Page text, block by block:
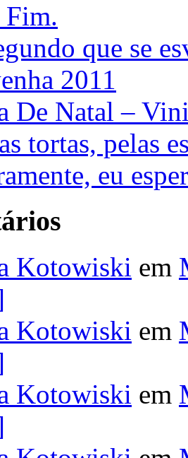
que se
2011
De Natal –
tortas, pelas
eu
Kotowiski em
Kotowiski em
Kotowiski em